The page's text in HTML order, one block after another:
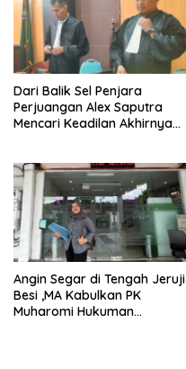
Dari Balik Sel Penjara
Perjuangan Alex Saputra
Mencari Keadilan Akhirnya
Angin Segar di Tengah Jeruji
Besi ,MA Kabulkan PK
Muharomi Hukuman